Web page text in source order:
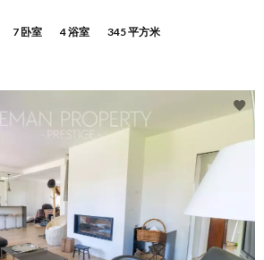
7 卧室 4 浴室 345 平方米